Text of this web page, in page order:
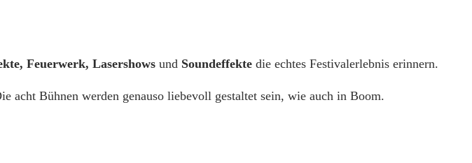
Feuerwerk, Lasershows und Soundeffekte die echtes Festivalerlebnis erinnern.
acht Bühnen werden genauso liebevoll gestaltet sein, wie auch in Boom.